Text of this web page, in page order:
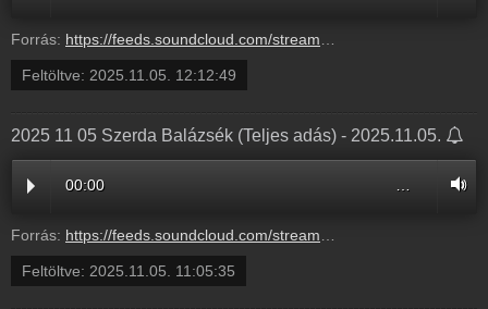
Forrás: https://feeds.soundcloud.com/stream/2206879999-radio1hungary-2-kibereltek-egy-airbnb-t-3-hetre-felmillios-aramszamlat-hagytak-maguk-utan-2.mp3
Feltöltve: 2025.11.05. 12:12:49
2025 11 05 Szerda Balázsék (Teljes adás) - 2025.11.05.
00:00
Forrás: https://feeds.soundcloud.com/stream/2206850119-balazsek-20251105_youtube.mp3
Feltöltve: 2025.11.05. 11:05:35